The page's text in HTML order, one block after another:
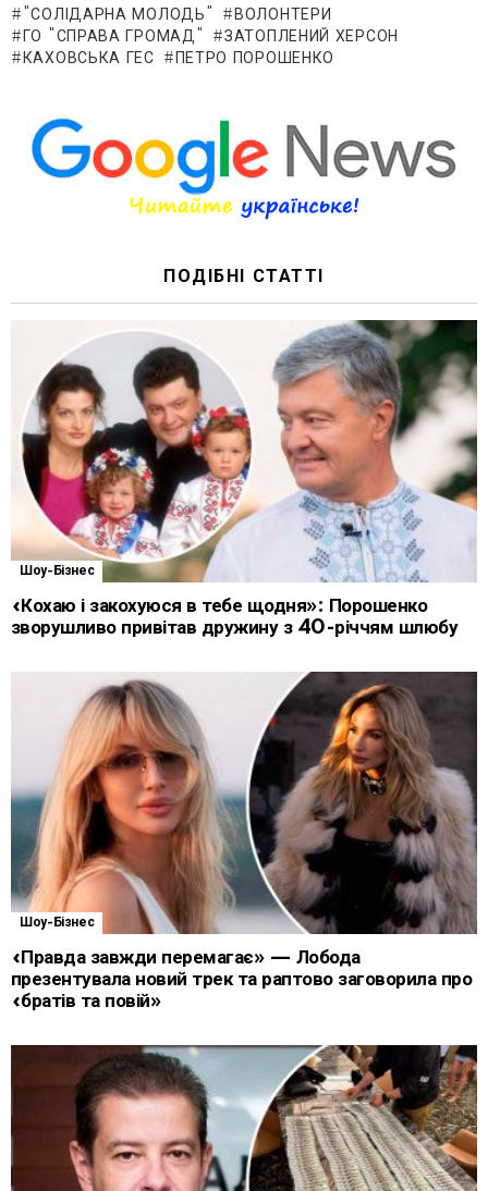
"СОЛІДАРНА МОЛОДЬ"
ВОЛОНТЕРИ
ГО "СПРАВА ГРОМАД"
ЗАТОПЛЕНИЙ ХЕРСОН
КАХОВСЬКА ГЕС
ПЕТРО ПОРОШЕНКО
ПОДІБНІ СТАТТІ
Шоу-Бізнес
«Кохаю і закохуюся в тебе щодня»: Порошенко
зворушливо привітав дружину з 40-річчям шлюбу
Шоу-Бізнес
«Правда завжди перемагає» — Лобода
презентувала новий трек та раптово заговорила про
«братів та повій»